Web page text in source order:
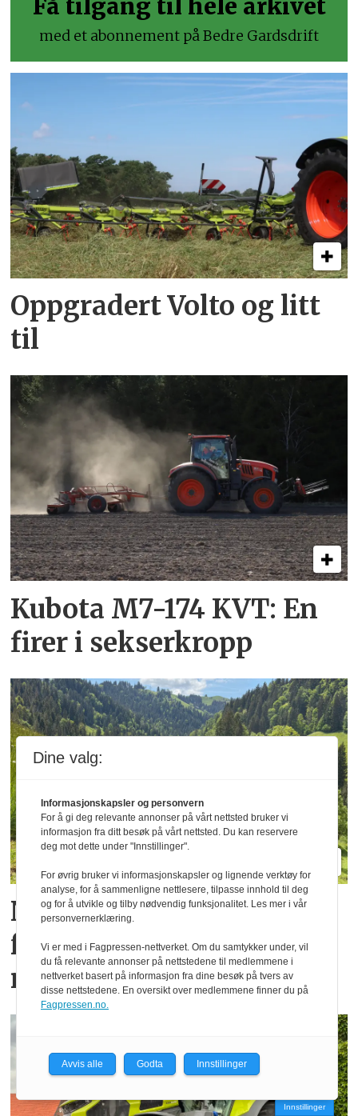
Få tilgang til hele arkivet
med et abonnement på Bedre Gardsdrift
Oppgradert Volto og litt
til
Kubota M7-174 KVT: En
firer i sekserkropp
Nye TT212 markerer
femti år­ med
redskapsbærere fra Aebi
Innstillinger
Dine valg:
Informasjonskapsler og personvern
For å gi deg relevante annonser på vårt nettsted bruker vi
informasjon fra ditt besøk på vårt nettsted. Du kan reservere
deg mot dette under "Innstillinger".
For øvrig bruker vi informasjonskapsler og lignende verktøy for
analyse, for å sammenligne nettlesere, tilpasse innhold til deg
og for å utvikle og tilby nødvendig funksjonalitet. Les mer i vår
personvernerklæring.
Vi er med i Fagpressen-nettverket. Om du samtykker under, vil
du få relevante annonser på nettstedene til medlemmene i
nettverket basert på informasjon fra dine besøk på tvers av
disse nettstedene. En oversikt over medlemmene finner du på
Fagpressen.no.
Avvis alle Godta Innstillinger